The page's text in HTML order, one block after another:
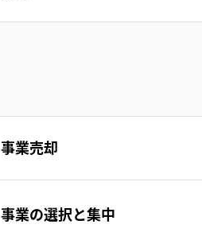
事業売却
事業の選択と集中